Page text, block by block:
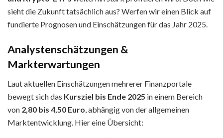
sieht die Zukunft tatsächlich aus? Werfen wir einen Blick auf
fundierte Prognosen und Einschätzungen für das Jahr 2025.
Analystenschätzungen &
Markterwartungen
Laut aktuellen Einschätzungen mehrerer Finanzportale
bewegt sich das Kursziel bis Ende 2025 in einem Bereich
von 2,80 bis 4,50 Euro , abhängig von der allgemeinen
Marktentwicklung. Hier eine Übersicht: